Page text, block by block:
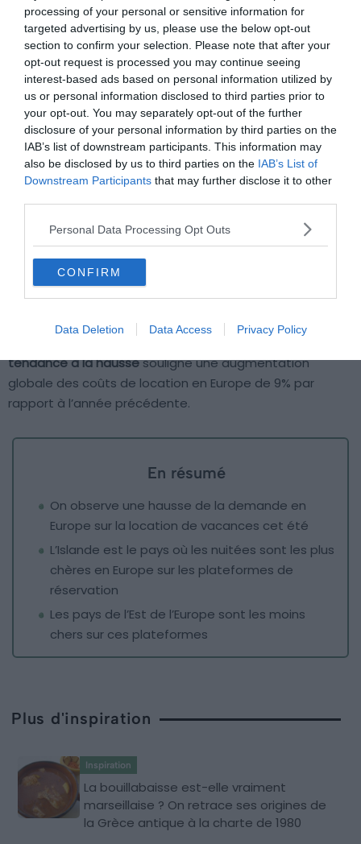
processing of your personal or sensitive information for
targeted advertising by us, please use the below opt-out
section to confirm your selection. Please note that after your
opt-out request is processed you may continue seeing
interest-based ads based on personal information utilized by
us or personal information disclosed to third parties prior to
your opt-out. You may separately opt-out of the further
disclosure of your personal information by third parties on the
IAB’s list of downstream participants. This information may
also be disclosed by us to third parties on the IAB’s List of
Downstream Participants that may further disclose it to other
Personal Data Processing Opt Outs
CONFIRM
Data Deletion Data Access Privacy Policy
souvent en vacances comme laGrèce(253€) ou
encore l’Espagne(236€). La France, elle, se trouve en fin
de premier tiers du classement avec 177€ la nuitée.
La Grèce et l’Espagne sont devenus un
marché de luxe en Europe
Selon ce rapport d’AirDNA, les cieux ensoleillés de la
Grèce ne sont plus seulement synonymes de détente
se positionne comme la quatrième destination la plus
chère d’Europe avec un prix moyen des locations à
euros la nuit.
L’Espagne qui clôt le top cinq montre le signe indubitable
tendance à la haussesouligne une augmentation
globale des coûts de location en Europe de 9% par
rapport à l’année précédente.
En résumé
On observe une hausse de la demande en
Europe sur la location de vacances cet été
L’Islande est le pays où les nuitées sont les plus
chères en Europe sur les plateformes de
réservation
Les pays de l’Est de l’Europe sont les moins
chers sur ces plateformes
Plus d'inspiration
Inspiration
La bouillabaisse est-elle vraiment
marseillaise ? On retrace ses origines de
la Grèce antique à la charte de 1980